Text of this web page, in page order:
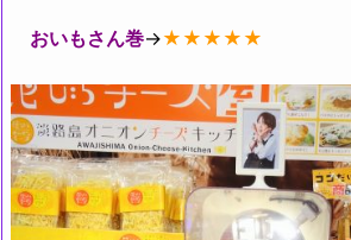
おいもさん巻→★★★★★